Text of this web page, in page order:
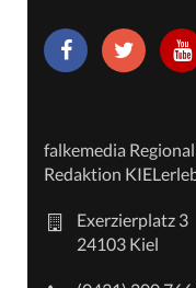
falkemedia
Redaktion
Exerzierplatz 3
24103 Kiel